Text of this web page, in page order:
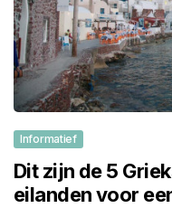
Informatief
Dit zijn de 5
eilanden voor